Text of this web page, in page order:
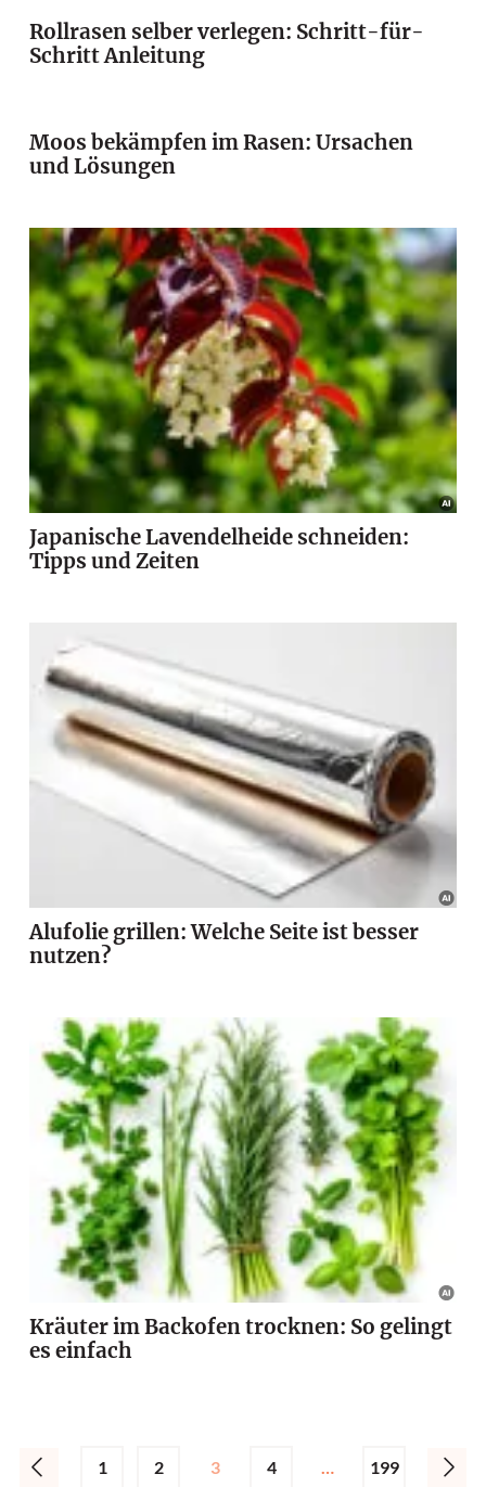
Rollrasen selber verlegen: Schritt-für-
Schritt Anleitung
Moos bekämpfen im Rasen: Ursachen
und Lösungen
Japanische Lavendelheide schneiden:
Tipps und Zeiten
Alufolie grillen: Welche Seite ist besser
nutzen?
Kräuter im Backofen trocknen: So gelingt
es einfach
1 2 3 4 … 199